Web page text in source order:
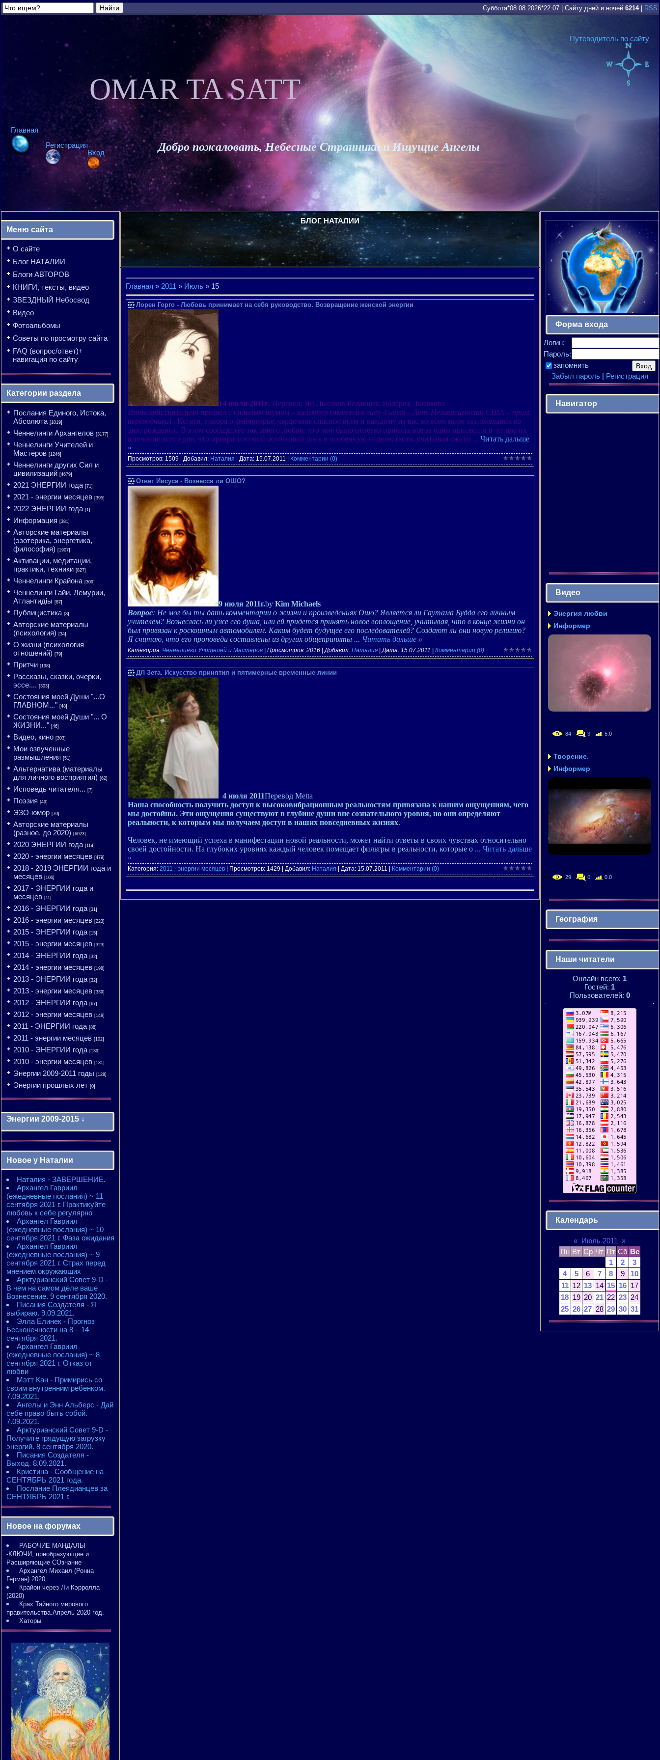
Суббота*08.08.2026*22:07 Сайту дней и ночей 6214| RSS
Путеводитель по сайту
Главная
Регистрация
Вход
OMAR TA SATT
Добро пожаловать, Небесные Странники и Ищущие Ангелы
Меню сайта
О сайте
Блог НАТАЛИИ
Блоги АВТОРОВ
КНИГИ, тексты, видео
ЗВЕЗДНЫЙ Небосвод
Видео
Фотоальбомы
Советы по просмотру сайта
FAQ (вопрос/ответ)+
навигация по сайту
Категории раздела
Послания Единого, Истока,
Абсолюта [1019]
Ченнелинги Архангелов [3177]
Ченнелинги Учителей и
Мастеров [1246]
Ченнелинги других Сил и
цивилизаций [4679]
2021 ЭНЕРГИИ года [71]
2021 - энергии месяцев [395]
2022 ЭНЕРГИИ года [1]
Информация [381]
Авторские материалы
(эзотерика, энергетика,
философия) [1907]
Активации, медитации,
практики, техники [827]
Ченнелинги Крайона [309]
Ченнелинги Гайи, Лемурии,
Атлантидіы [87]
Публицистика [8]
Авторские материалы
(психология) [34]
О жизни (психология
отношений) [79]
Притчи [198]
Рассказы, сказки, очерки,
эссе.... [303]
Состояния моей Души "...О
ГЛАВНОМ..." [48]
Состояния моей Души "... О
ЖИЗНИ..." [46]
Видео, кино [303]
Мои озвученные
размышления [51]
Альтернатива (материалы
для личного восприятия) [62]
Исповедь читателя... [7]
Поэзия [49]
ЭЗО-юмор [70]
Авторские материалы
(разное, до 2020) [6023]
2020 ЭНЕРГИИ года [114]
2020 - энергии месяцев [479]
2018 - 2019 ЭНЕРГИИ года и
месяцев [106]
2017 - ЭНЕРГИИ года и
месяцев [11]
2016 - ЭНЕРГИИ года [31]
2016 - энергии месяцев [223]
2015 - ЭНЕРГИИ года [15]
2015 - энергии месяцев [323]
2014 - ЭНЕРГИИ года [32]
2014 - энергии месяцев [198]
2013 - ЭНЕРГИИ года [32]
2013 - энергии месяцев [339]
2012 - ЭНЕРГИИ года [67]
2012 - энергии месяцев [148]
2011 - ЭНЕРГИИ года [88]
2011 - энергии месяцев [102]
2010 - ЭНЕРГИИ года [139]
2010 - энергии месяцев [131]
Энергии 2009-2011 годы [128]
Энергии прошлых лет [0]
Энергии 2009-2015 ↓
2010 - энергии месяцев
2010 - ЭНЕРГИИ года
2011 - энергии месяцев
2011 - ЭНЕРГИИ года
2012 - энергии месяцев
2012 - ЭНЕРГИИ года
2013 - энергии месяцев
2013 - ЭНЕРГИИ года
2014 - энергии месяцев
2014 - ЭНЕРГИИ года
2015 - энергии месяцев
2015 - ЭНЕРГИИ года
Новое у Наталии
Наталия - ЗАВЕРШЕНИЕ.
Архангел Гавриил
(ежедневные послания) ~ 11
сентября 2021 г. Практикуйте
любовь к себе регулярно
Архангел Гавриил
(ежедневные послания) ~ 10
сентября 2021 г. Фаза ожидания
Архангел Гавриил
(ежедневные послания) ~ 9
сентября 2021 г. Страх перед
мнением окружающих
Арктурианский Совет 9-D -
В чем на самом деле ваше
Вознесение. 9 сентября 2020.
Писания Создателя - Я
выбираю. 9.09.2021.
Элла Елинек - Прогноз
Бесконечности на 8 – 14
сентября 2021.
Архангел Гавриил
(ежедневные послания) ~ 8
сентября 2021 г. Отказ от
любви
Мэтт Кан - Примирись со
своим внутренним ребенком.
7.09.2021.
Ангелы и Энн Альберс - Дай
себе право быть собой.
7.09.2021.
Арктурианский Совет 9-D -
Получите грядущую загрузку
энергий. 8 сентября 2020.
Писания Создателя -
Выход. 8.09.2021.
Кристина - Сообщение на
СЕНТЯБРЬ 2021 года.
Послание Плеядианцев за
СЕНТЯБРЬ 2021 г.
Новое на форумах
РАБОЧИЕ МАНДАЛЫ
-КЛЮЧИ, преобразующие и
Расширяющие СОзнание
Архангел Михаил (Ронна
Герман) 2020
Крайон через Ли Кэрролла
(2020)
Крах Тайного мирового
правительства.Апрель 2020 год.
Хаторы
БЛОГ НАТАЛИИ
Главная » 2011 » Июль » 15
Лорен Горго - Любовь принимает на себя руководство. Возвращение женской энергии
14 июля 2011г. Перевод: Ян Лысаков Редакция: Валерия Лысакова
Июль действительно пришел с сильным шумом – каламбур (имеется в виду 4 июля – День Независимости США – прим.
переводчика) . Кстати, говоря о фейерверке, сердечное спасибо всем и каждому из вас во всем мире за пожелания ко
дню рождения. В этом сообществе так много любви, что мне было нелегко принять все за один присест, и я читала их
в течение всего дня, что превратило мой особенный день в особенную неделю (хотя, учитывая сжати ... Читать дальше
»
Просмотров: 1509 | Добавил: Наталия | Дата: 15.07.2011 | Комментарии (0)
Ответ Иисуса - Вознесся ли ОШО?
9 июля 2011г.by Kim Michaels
Вопрос: Не мог бы ты дать комментарии о жизни и произведениях Ошо? Является ли Гаутама Будда его личным
учителем? Вознеслась ли уже его душа, или ей придется принять новое воплощение, учитывая, что в конце жизни он
был привязан к роскошным автомобилям. Каким будет будущее его последователей? Создают ли они новую религию?
Я считаю, что его проповеди составлены из других общеприняты ... Читать дальше »
Категория: Ченнелинги Учителей и Мастеров | Просмотров: 2016 | Добавил: Наталия | Дата: 15.07.2011 Комментарии (0)
ДЛ Зета. Искусство принятия и пятимерные временные линии
4 июля 2011Перевод Metta
Наша способность получить доступ к высоковибрационным реальностям привязана к нашим ощущениям, чего
мы достойны. Эти ощущения существуют в глубине души вне сознательного уровня, но они определяют
реальности, к которым мы получаем доступ в наших повседневных жизнях.
Человек, не имеющий успеха в манифестации новой реальности, может найти ответы в своих чувствах относительно
своей достойности. На глубоких уровнях каждый человек помещает фильтры в реальности, которые о ... Читать дальше
»
Категория: 2011 - энергии месяцев | Просмотров: 1429 | Добавил: Наталия | Дата: 15.07.2011 Комментарии (0)
Форма входа
Логин:
Пароль:
запомнить
Забыл пароль| Регистрация
Навигатор
Видео
Энергия любви
Информер
84 3 5.0
Творение.
Информер
29 0 0.0
География
Наши читатели
Онлайн всего: 1
Гостей: 1
Пользователей: 0
Календарь
« Июль 2011 »
Пн Вт Ср Чт Пт Сб Вс
1
2
3
4
5 6 7 8 9
10
11 12 13 14 15 16 17
18 19 20 21 22 23 24
25 26 27 28 29 30 31